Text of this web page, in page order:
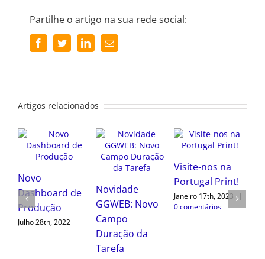
Partilhe o artigo na sua rede social:
FacebookTwitterLinkedInEmail
(necessário
Artigos relacionados
Novo
Janeiro 17th, 2023
0 comentários
Novidade
GGWEB:
Dashboard de
Equipamentos
Dashboard
Produção
Julho 28th, 2022